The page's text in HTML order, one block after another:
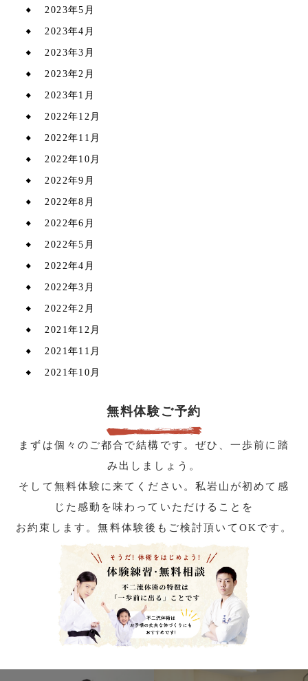
2023年5月
2023年4月
2023年3月
2023年2月
2023年1月
2022年12月
2022年11月
2022年10月
2022年9月
2022年8月
2022年6月
2022年5月
2022年4月
2022年3月
2022年2月
2021年12月
2021年11月
2021年10月
無料体験ご予約
まずは個々のご都合で結構です。ぜひ、一歩前に踏
み出しましょう。
そして無料体験に来てください。私岩山が初めて感
じた感動を味わっていただけることを
お約束します。無料体験後もご検討頂いてOKです。